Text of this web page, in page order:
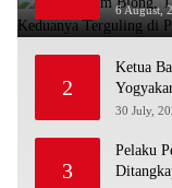
6 August,
2
Ketua
DIY
30 July,
3
Pelaku